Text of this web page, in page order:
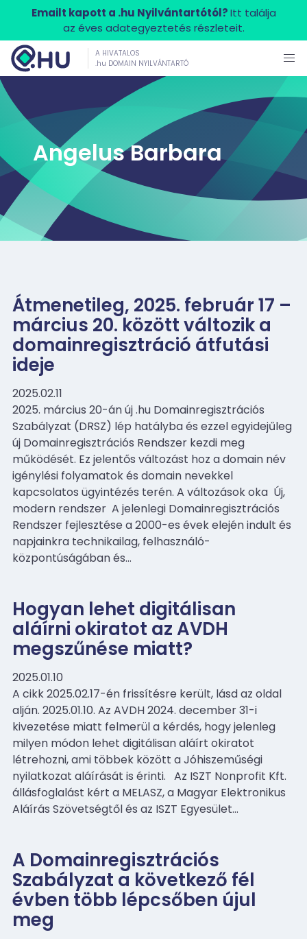
Emailt kapott a .hu Nyilvántartótól?Itt találja
az éves adategyeztetés részleteit.
A HIVATALOS
.hu DOMAIN NYILVÁNTARTÓ
Angelus Barbara
Átmenetileg, 2025. február 17 –
március 20. között változik a
domainregisztráció átfutási
ideje
2025.02.11
2025. március 20-án új .hu Domainregisztrációs
Szabályzat (DRSZ) lép hatályba és ezzel egyidejűleg
új Domainregisztrációs Rendszer kezdi meg
működését. Ez jelentős változást hoz a domain név
igénylési folyamatok és domain nevekkel
kapcsolatos ügyintézés terén. A változások oka Új,
modern rendszer A jelenlegi Domainregisztrációs
Rendszer fejlesztése a 2000-es évek elején indult és
napjainkra technikailag, felhasználó-
központúságában és…
Hogyan lehet digitálisan
aláírni okiratot az AVDH
megszűnése miatt?
2025.01.10
A cikk 2025.02.17-én frissítésre került, lásd az oldal
alján. 2025.01.10. Az AVDH 2024. december 31-i
kivezetése miatt felmerül a kérdés, hogy jelenleg
milyen módon lehet digitálisan aláírt okiratot
létrehozni, ami többek között a Jóhiszeműségi
nyilatkozat aláírását is érinti. Az ISZT Nonprofit Kft.
állásfoglalást kért a MELASZ, a Magyar Elektronikus
Aláírás Szövetségtől és az ISZT Egyesület…
A Domainregisztrációs
Szabályzat a következő fél
évben több lépcsőben újul
meg